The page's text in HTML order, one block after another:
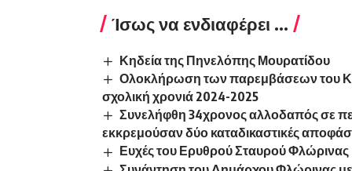
Ίσως να ενδιαφέρει ...
Κηδεία της Πηνελόπης Μουρατίδου
Ολοκλήρωση των παρεμβάσεων του
σχολική χρονιά 2024-2025
Συνελήφθη 34χρονος αλλοδαπός σε
εκκρεμούσαν δύο καταδικαστικές
Ευχές του Ερυθρού Σταυρού Φλώρινας